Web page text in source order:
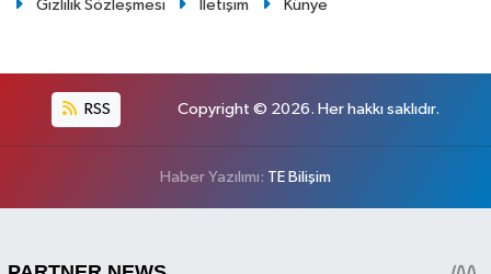
Gizlilik Sözleşmesi İletişim Künye
RSS Copyright © 2026. Her hakkı saklıdır.
Haber Yazılımı: TE Bilişim